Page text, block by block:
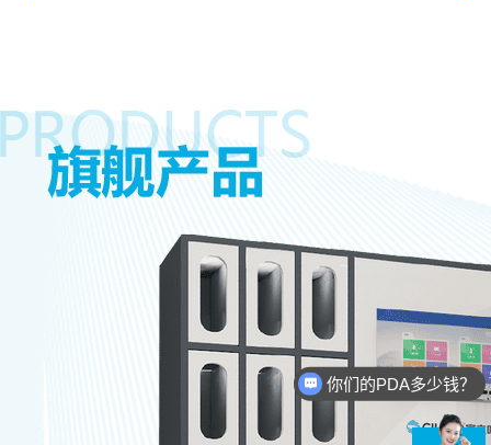
你们的PDA多少钱？
现在有优惠活动么？